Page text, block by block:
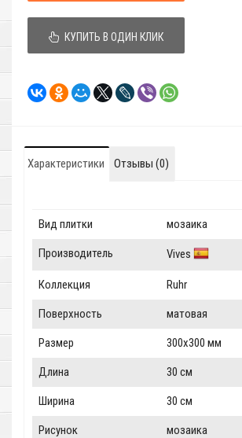
КУПИТЬ В ОДИН КЛИК
Характеристики Отзывы (0)
Вид плитки мозаика
Производитель Vives
Коллекция Ruhr
Поверхность матовая
Размер 300x300 мм
Длина 30 см
Ширина 30 см
Рисунок мозаика